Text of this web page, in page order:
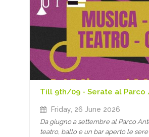
Till 9th/09 - Serate al Parco
Friday, 26 June 2026
Da giugno a settembre al Parco
teatro, ballo e un bar aperto le